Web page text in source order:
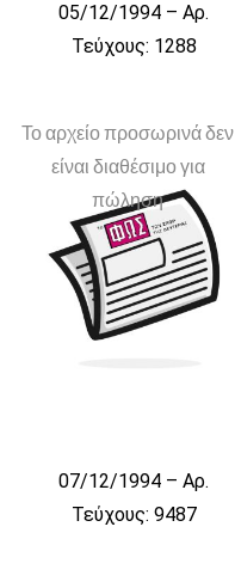
05/12/1994 – Αρ.
Τεύχους: 1288
Το αρχείο προσωρινά δεν
είναι διαθέσιμο για
πώληση
07/12/1994 – Αρ.
Τεύχους: 9487